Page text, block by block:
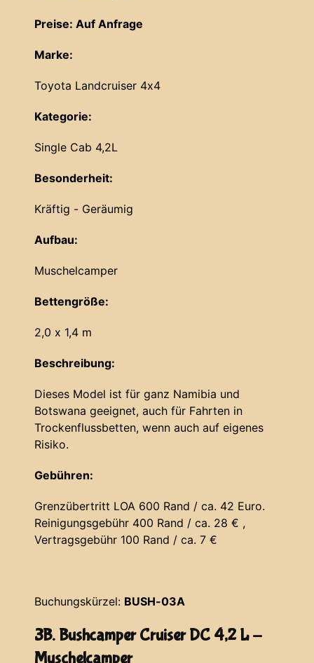
Preise: Auf Anfrage
Marke:
Toyota Landcruiser 4x4
Kategorie:
Single Cab 4,2L
Besonderheit:
Kräftig - Geräumig
Aufbau:
Muschelcamper
Bettengröße:
2,0 x 1,4 m
Beschreibung:
Dieses Model ist für ganz Namibia und
Botswana geeignet, auch für Fahrten in
Trockenflussbetten, wenn auch auf eigenes
Risiko.
Gebühren:
Grenzübertritt LOA 600 Rand / ca. 42 Euro.
Reinigungsgebühr 400 Rand / ca. 28 € ,
Vertragsgebühr 100 Rand / ca. 7 €
Buchungskürzel: BUSH-03A
3B. Bushcamper Cruiser DC 4,2 L -
Muschelcamper